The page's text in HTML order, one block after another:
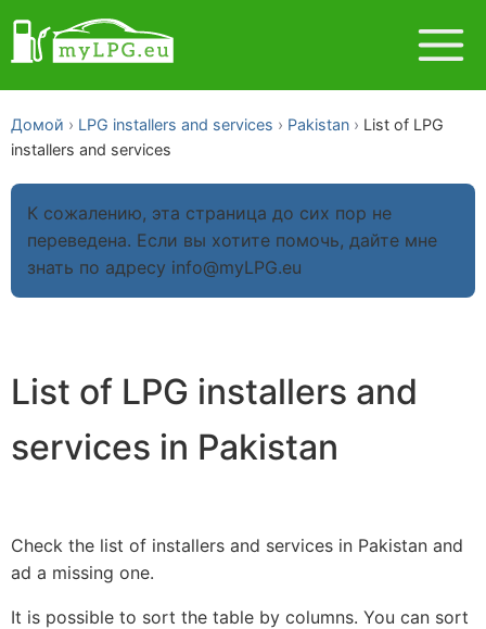
Домой LPG installers and services Pakistan
List of LPG
installers and services
К сожалению, эта страница до сих пор не
переведена. Если вы хотите помочь, дайте мне
знать по адресу info@myLPG.eu
List of LPG installers and
services in Pakistan
Check the list of installers and services in Pakistan and
ad a missing one.
It is possible to sort the table by columns. You can sort